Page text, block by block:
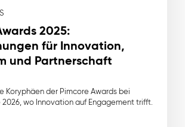
2025:
für Innovation,
und Partnerschaft
Koryphäen der Pimcore Awards bei
2026, wo Innovation auf Engagement trifft.